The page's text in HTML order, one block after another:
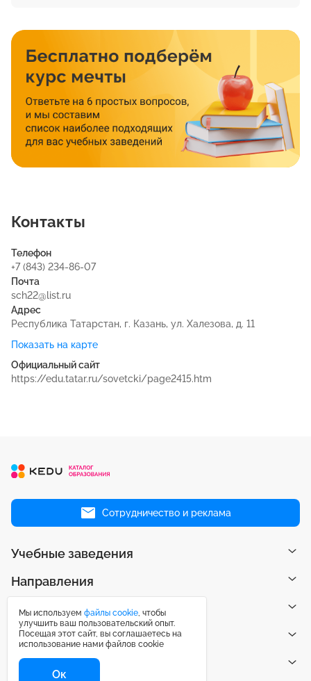
Контакты
Телефон
+7 (843) 234-86-07
Почта
sch22@list.ru
Адрес
Республика Татарстан, г. Казань, ул. Халезова, д. 11
Показать на карте
Официальный сайт
https://edu.tatar.ru/sovetcki/page2415.htm
Сотрудничество и реклама
Учебные заведения
Направления
Рейтинги
Публикации
Центр поддержки
Мы используем файлы cookie, чтобы
улучшить ваш пользовательский опыт.
Посещая этот сайт, вы соглашаетесь на
использование нами файлов cookie
Ок